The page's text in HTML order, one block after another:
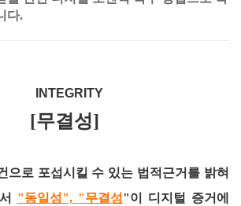
다.
INTEGRITY
[무결성]
으로 포섭시킬 수 있는 법적근거를 밝혀
"동일성", "무결성"이 디지털 증거에